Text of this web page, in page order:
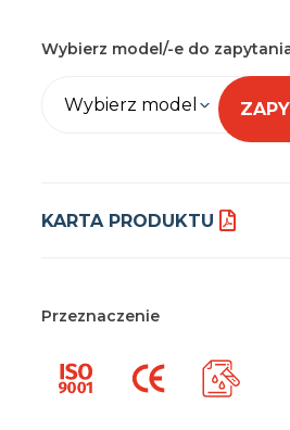
Wybierz model/-e do
Wybierz model
KARTA PRODUKTU
Przeznaczenie